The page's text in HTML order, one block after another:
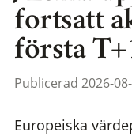
fortsatt
första
Publicerad 2026-
Europeiska